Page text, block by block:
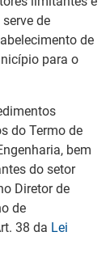
de
de
para o
do Termo de
bem
do setor
Diretor de
de
38 da Lei